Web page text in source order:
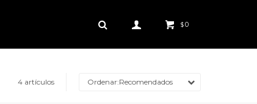
$0
4 artículos Recomendados